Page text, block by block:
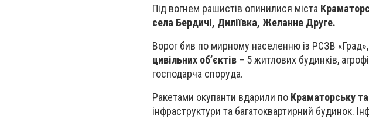
Під вогнем рашистів опинилися міста
села Бердичі, Диліївка, Желанне Друге.
Ворог бив по мирному населенню із РСЗВ
цивільних об’єктів – 5 житлових будинків,
господарча споруда.
Ракетами окупанти вдарили по Краматорську
інфраструктури та багатоквартирний будинок.